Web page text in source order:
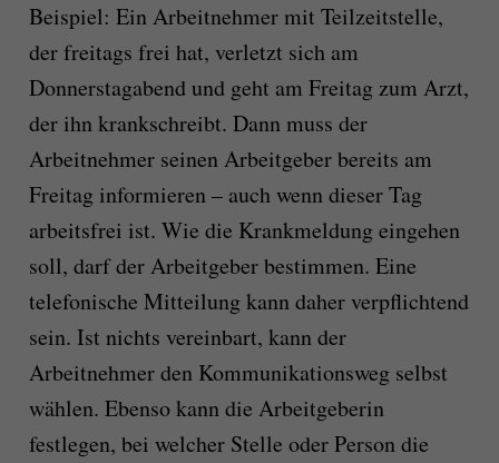
Beispiel: Ein Arbeitnehmer mit Teilzeitstelle,
der freitags frei hat, verletzt sich am
Donnerstagabend und geht am Freitag zum Arzt,
der ihn krankschreibt. Dann muss der
Arbeitnehmer seinen Arbeitgeber bereits am
Freitag informieren – auch wenn dieser Tag
arbeitsfrei ist. Wie die Krankmeldung eingehen
soll, darf der Arbeitgeber bestimmen. Eine
telefonische Mitteilung kann daher verpflichtend
sein. Ist nichts vereinbart, kann der
Arbeitnehmer den Kommunikationsweg selbst
wählen. Ebenso kann die Arbeitgeberin
festlegen, bei welcher Stelle oder Person die